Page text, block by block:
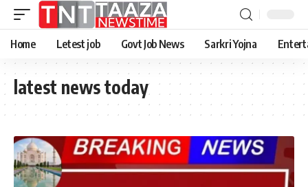
Home Letest job Govt Job News Sarkri Yojna
latest news today